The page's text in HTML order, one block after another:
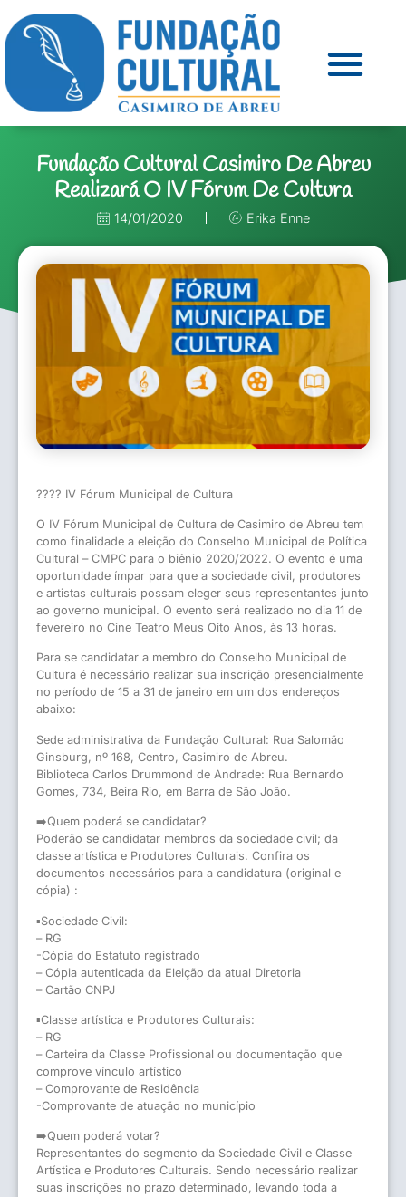
Fundação Cultural Casimiro De Abreu
Realizará O IV Fórum De Cultura
14/01/2020 Erika Enne
???? IV Fórum Municipal de Cultura
O IV Fórum Municipal de Cultura de Casimiro de Abreu tem
como finalidade a eleição do Conselho Municipal de Política
Cultural – CMPC para o biênio 2020/2022. O evento é uma
oportunidade ímpar para que a sociedade civil, produtores
e artistas culturais possam eleger seus representantes junto
ao governo municipal. O evento será realizado no dia 11 de
fevereiro no Cine Teatro Meus Oito Anos, às 13 horas.
Para se candidatar a membro do Conselho Municipal de
Cultura é necessário realizar sua inscrição presencialmente
no período de 15 a 31 de janeiro em um dos endereços
abaixo:
Sede administrativa da Fundação Cultural: Rua Salomão
Ginsburg, nº 168, Centro, Casimiro de Abreu.
Biblioteca Carlos Drummond de Andrade: Rua Bernardo
Gomes, 734, Beira Rio, em Barra de São João.
➡️Quem poderá se candidatar?
Poderão se candidatar membros da sociedade civil; da
classe artística e Produtores Culturais. Confira os
documentos necessários para a candidatura (original e
cópia) :
▪️Sociedade Civil:
– RG
-Cópia do Estatuto registrado
– Cópia autenticada da Eleição da atual Diretoria
– Cartão CNPJ
▪️Classe artística e Produtores Culturais:
– RG
– Carteira da Classe Profissional ou documentação que
comprove vínculo artístico
– Comprovante de Residência
-Comprovante de atuação no município
➡️Quem poderá votar?
Representantes do segmento da Sociedade Civil e Classe
Artística e Produtores Culturais. Sendo necessário realizar
suas inscrições no prazo determinado, levando toda a